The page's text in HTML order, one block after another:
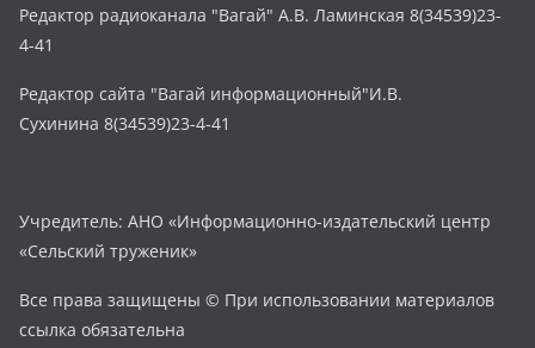
Редактор радиоканала "Вагай" А.В. Ламинская 8(34539)23-
4-41
Редактор сайта "Вагай информационный"И.В.
Сухинина 8(34539)23-4-41
Учредитель: АНО «Информационно-издательский центр
«Сельский труженик»
Все права защищены © При использовании материалов
ссылка обязательна